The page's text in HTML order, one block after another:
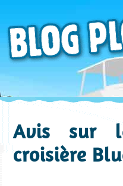
Avis sur
croisière